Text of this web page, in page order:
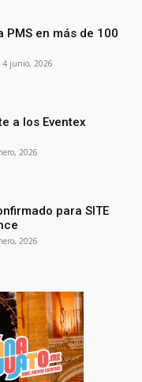
PMS en más de 100
4 junio, 2026
a los Eventex
2026
para SITE
2026